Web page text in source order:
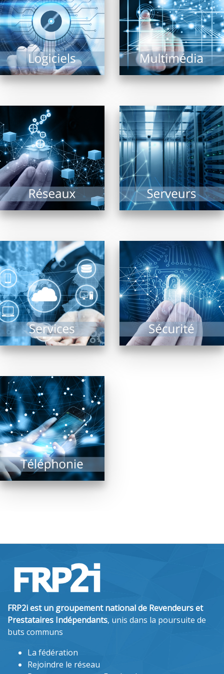
répondant à un besoin
précis est une tâche
complexe tant il...
EN SAVOIR PLUS
intérieur ou extérieur,
bornes interactives,
vidéo projection,
écrans...
EN SAVOIR PLUS
En confiant aux
revendeurs membres
de FRP2i le
déploiement,
l’administration et la
supervision de
systèmes réseaux,...
EN SAVOIR PLUS
Collectivités, TPE, PME,
ou de taille plus
conséquente, le(s)
serveur(s) reste(nt)
dans tous les cas le...
EN SAVOIR PLUS
Sauvegarde, Sécurité,
Solutions Cloud,
Infogérance,
Assistance, PRA, Saas,
réponses aux appels
au secours…
l’informatique n’est
plus...
EN SAVOIR PLUS
Etudier la fiabilité du
système d’informations
d’une entreprise,
assurer sa sécurité
d’accès sont les
missions des...
EN SAVOIR PLUS
La téléphonie est en
révolution depuis
quelques années et les
améliorations
majeures sont à venir
!...
EN SAVOIR PLUS
FRP2i est un groupement national de Revendeurs et
Prestataires Indépendants, unis dans la poursuite de
buts communs
La fédération
Rejoindre le réseau